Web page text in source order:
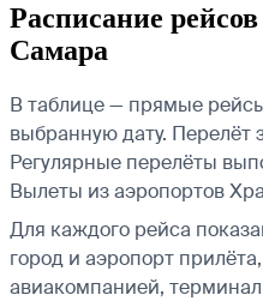
Расписание
Самара
В таблице — прямые
выбранную дату. Перелёт
Регулярные перелёты
Вылеты из аэропортов
Для каждого рейса
город и аэропорт
авиакомпанией,